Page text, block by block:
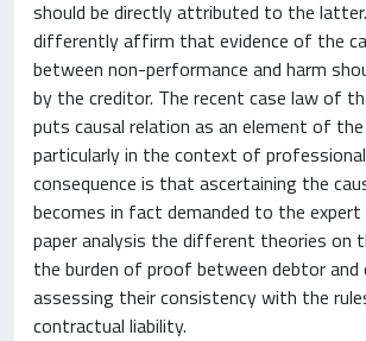
should be directly attributed to the
differently affirm that evidence of the
between non-performance and harm
by the creditor. The recent case law of
puts causal relation as an element of the
particularly in the context of
consequence is that ascertaining the
becomes in fact demanded to the expert
paper analysis the different theories on
the burden of proof between debtor and
assessing their consistency with the
contractual liability.